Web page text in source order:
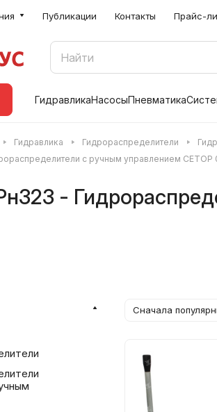
Публикации Контакты Прайс-
ГидравликаНасосыПневматика
Гидравлика Гидрораспределители
с ручным управлением
-
Сначала